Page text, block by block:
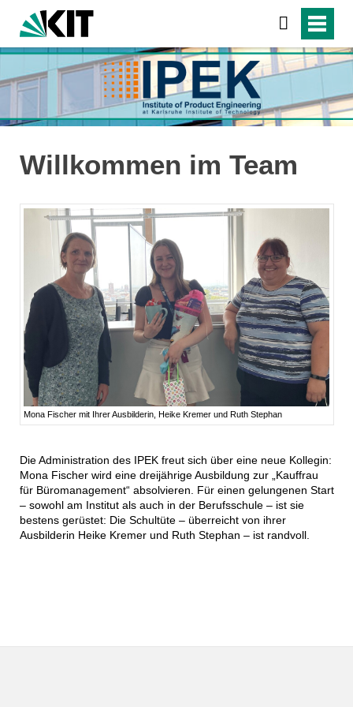
Willkommen im Team
Mona Fischer mit Ihrer Ausbilderin, Heike Kremer und Ruth Stephan
Die Administration des IPEK freut sich über eine neue Kollegin:
Mona Fischer wird eine dreijährige Ausbildung zur „Kauffrau
für Büromanagement“ absolvieren. Für einen gelungenen Start
– sowohl am Institut als auch in der Berufsschule – ist sie
bestens gerüstet: Die Schultüte – überreicht von ihrer
Ausbilderin Heike Kremer und Ruth Stephan – ist randvoll.